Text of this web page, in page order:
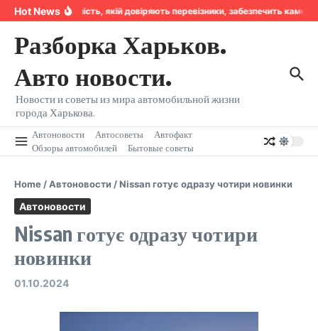
Перейти к содержанию
Hot NewsНадійність, якій довіряють перевізники, забезпечить
Разборка Харьков.
Авто новости.
Новости и советы из мира автомобильной жизни
города Харькова.
Автоновости Автосоветы
Автофакт
Обзоры автомобилей
Бытовые советы
Home /Автоновости /Nissan готує одразу чотири новинки
Автоновости
Nissan готує одразу чотири
новинки
01.10.2024